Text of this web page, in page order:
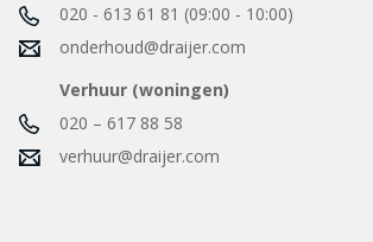
020 - 613 61 81 (09:00 - 10:00)
onderhoud@draijer.com
Verhuur (woningen)
020 – 617 88 58
verhuur@draijer.com